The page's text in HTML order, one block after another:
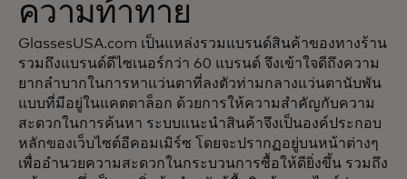
ความท้าทาย
GlassesUSA.com เป็นแหล่งรวมแบรนด์สินค้าของทางร้าน
รวมถึงแบรนด์ดีไซเนอร์กว่า 60 แบรนด์ จึงเข้าใจดีถึงความ
ยากลำบากในการหาแว่นตาที่ลงตัวท่ามกลางแว่นตานับพัน
แบบที่มีอยู่ในแคตตาล็อก ด้วยการให้ความสำคัญกับความ
สะดวกในการค้นหา ระบบแนะนำสินค้าจึงเป็นองค์ประกอบ
หลักของเว็บไซต์อีคอมเมิร์ซ โดยจะปรากฏอยู่บนหน้าต่างๆ
เพื่ออำนวยความสะดวกในกระบวนการซื้อให้ดียิ่งขึ้น รวมถึง